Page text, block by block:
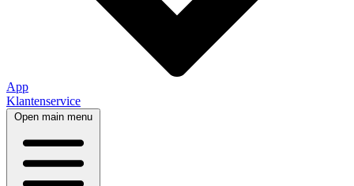
App
Klantenservice
Open main menu